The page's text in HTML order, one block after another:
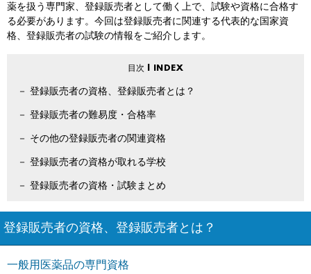
薬を扱う専門家、登録販売者として働く上で、試験や資格に合格す
る必要があります。今回は登録販売者に関連する代表的な国家資
格、登録販売者の試験の情報をご紹介します。
登録販売者の資格、登録販売者とは？
登録販売者の難易度・合格率
その他の登録販売者の関連資格
登録販売者の資格が取れる学校
登録販売者の資格・試験まとめ
登録販売者の資格、登録販売者とは？
一般用医薬品の専門資格